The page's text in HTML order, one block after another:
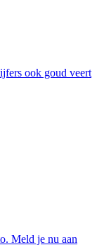
ook goud veert
Meld je nu aan